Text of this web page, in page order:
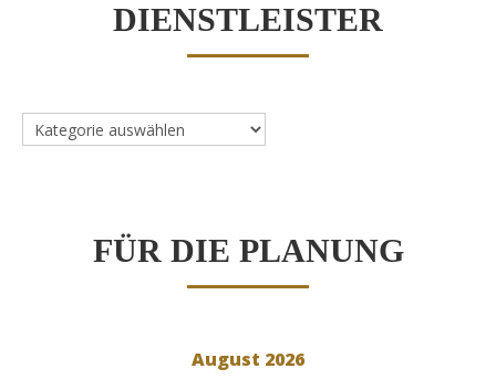
DIENSTLEISTER
Dienstleister
FÜR DIE PLANUNG
August 2026